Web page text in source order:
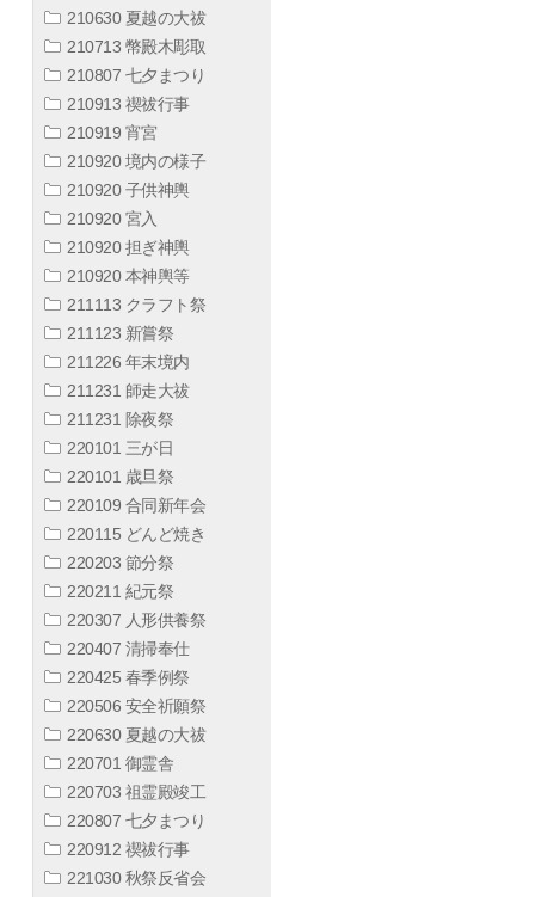
210630 夏越の大祓
210713 幣殿木彫取
210807 七夕まつり
210913 禊祓行事
210919 宵宮
210920 境内の様子
210920 子供神輿
210920 宮入
210920 担ぎ神輿
210920 本神輿等
211113 クラフト祭
211123 新嘗祭
211226 年末境内
211231 師走大祓
211231 除夜祭
220101 三が日
220101 歳旦祭
220109 合同新年会
220115 どんど焼き
220203 節分祭
220211 紀元祭
220307 人形供養祭
220407 清掃奉仕
220425 春季例祭
220506 安全祈願祭
220630 夏越の大祓
220701 御霊舎
220703 祖霊殿竣工
220807 七夕まつり
220912 禊祓行事
221030 秋祭反省会